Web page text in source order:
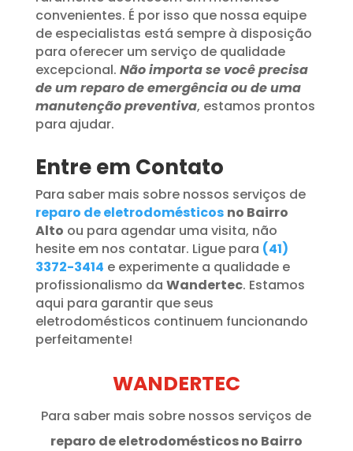
convenientes. É por isso que nossa equipe
de especialistas está sempre à disposição
para oferecer um serviço de qualidade
excepcional. Não importa se você precisa
de um reparo de emergência ou de uma
manutenção preventiva, estamos prontos
para ajudar.
Entre em Contato
Para saber mais sobre nossos serviços de
reparo de eletrodomésticos no Bairro
Alto ou para agendar uma visita, não
hesite em nos contatar. Ligue para (41)
3372-3414 e experimente a qualidade e
profissionalismo da Wandertec. Estamos
aqui para garantir que seus
eletrodomésticos continuem funcionando
perfeitamente!
WANDERTEC
Para saber mais sobre nossos serviços de
reparo de eletrodomésticos no Bairro